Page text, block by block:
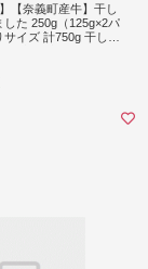
【奈義町産牛】干し
した 250g（125g×2パ
イズ 計750g 干し肉